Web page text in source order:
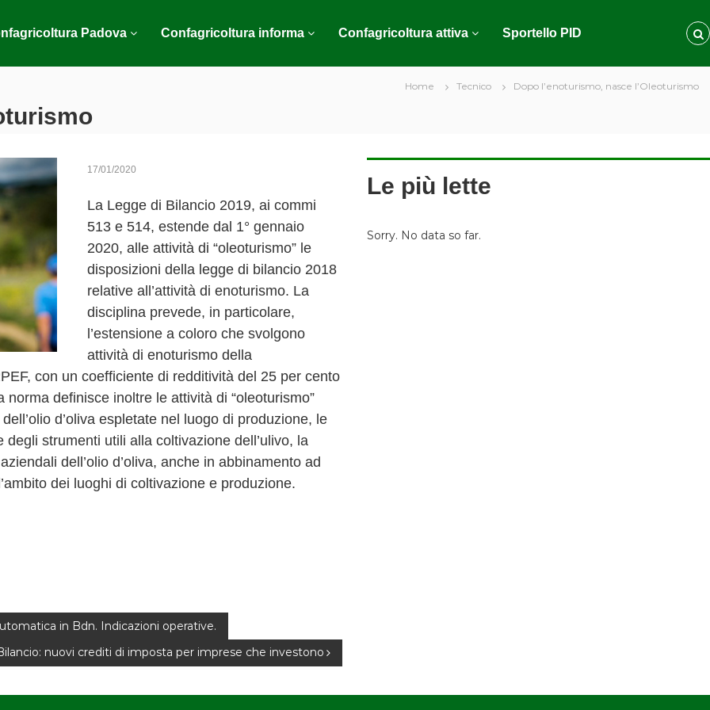
Padova Confagricoltura informa Confagricoltura attiva Sportello PID
Home Tecnico Dopo l’enoturismo, nasce l’Oleoturismo
17/01/2020
La Legge di Bilancio 2019, ai commi
513 e 514, estende dal 1° gennaio
2020, alle attività di “oleoturismo” le
disposizioni della legge di bilancio 2018
relative all’attività di enoturismo. La
disciplina prevede, in particolare,
l’estensione a coloro che svolgono
attività di enoturismo della
con un coefficiente di redditività del 25 per cento
definisce inoltre le attività di “oleoturismo”
d’oliva espletate nel luogo di produzione, le
strumenti utili alla coltivazione dell’ulivo, la
dell’olio d’oliva, anche in abbinamento ad
dei luoghi di coltivazione e produzione.
in Bdn. Indicazioni operative.
nuovi crediti di imposta per imprese che investono
Le più lette
Sorry. No data so far.